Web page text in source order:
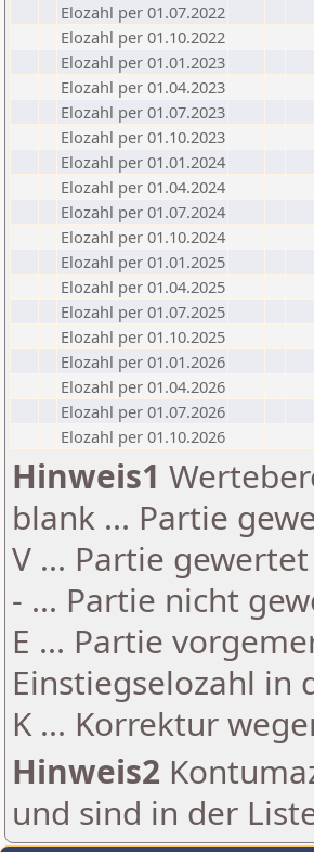
Elozahl per 01.07.2022
Elozahl per 01.10.2022
Elozahl per 01.01.2023
Elozahl per 01.04.2023
Elozahl per 01.07.2023
Elozahl per 01.10.2023
Elozahl per 01.01.2024
Elozahl per 01.04.2024
Elozahl per 01.07.2024
Elozahl per 01.10.2024
Elozahl per 01.01.2025
Elozahl per 01.04.2025
Elozahl per 01.07.2025
Elozahl per 01.10.2025
Elozahl per 01.01.2026
Elozahl per 01.04.2026
Elozahl per 01.07.2026
Elozahl per 01.10.2026
Hinweis1
blank ... Partie
V ... Partie
- ... Partie nicht
E ... Partie
Einstiegselozahl in
K ... Korrektur
Hinweis2
und sind in der